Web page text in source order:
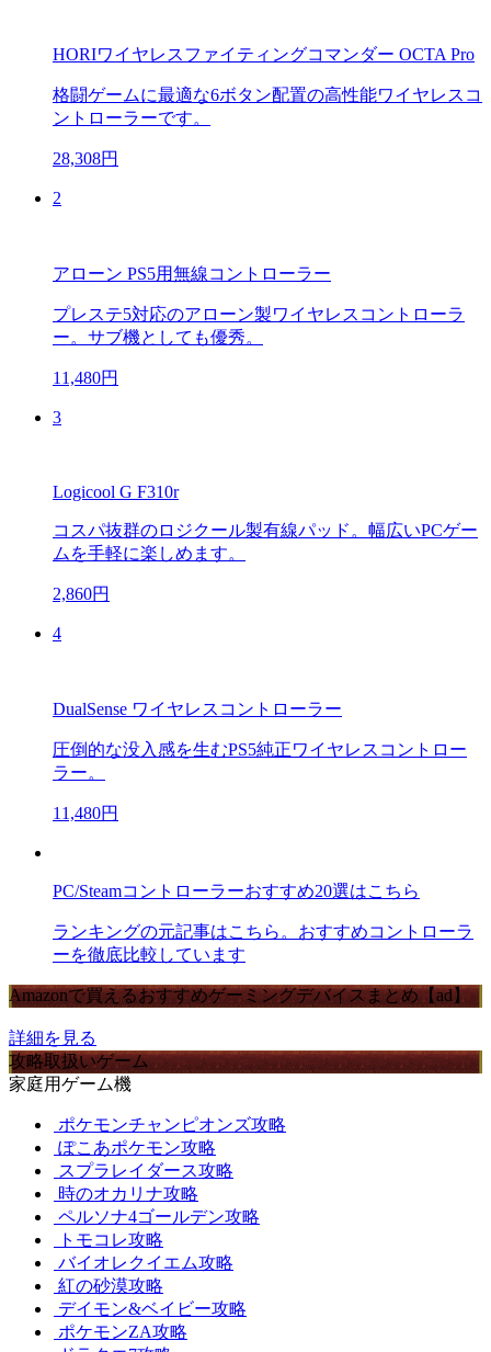
HORIワイヤレスファイティングコマンダー OCTA Pro
格闘ゲームに最適な6ボタン配置の高性能ワイヤレスコ
ントローラーです。
28,308円
2
アローン PS5用無線コントローラー
プレステ5対応のアローン製ワイヤレスコントローラ
ー。サブ機としても優秀。
11,480円
3
Logicool G F310r
コスパ抜群のロジクール製有線パッド。幅広いPCゲー
ムを手軽に楽しめます。
2,860円
4
DualSense ワイヤレスコントローラー
圧倒的な没入感を生むPS5純正ワイヤレスコントロー
ラー。
11,480円
PC/Steamコントローラーおすすめ20選はこちら
ランキングの元記事はこちら。おすすめコントローラ
ーを徹底比較しています
Amazonで買えるおすすめゲーミングデバイスまとめ【ad】
詳細を見る
攻略取扱いゲーム
家庭用ゲーム機
ポケモンチャンピオンズ攻略
ぽこあポケモン攻略
スプラレイダース攻略
時のオカリナ攻略
ペルソナ4ゴールデン攻略
トモコレ攻略
バイオレクイエム攻略
紅の砂漠攻略
デイモン&ベイビー攻略
ポケモンZA攻略